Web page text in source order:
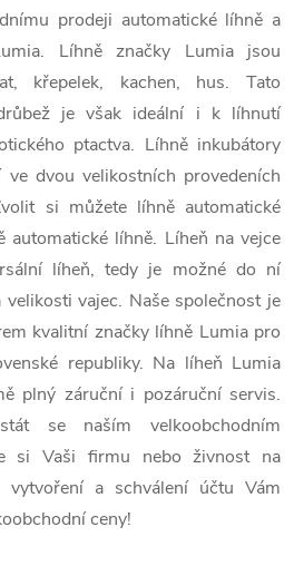
prodeji automatické líhně a
Líhně značky Lumia jsou
křepelek, kachen, hus. Tato
je však ideální i k líhnutí
ptactva. Líhně inkubátory
dvou velikostních provedeních
si můžete líhně automatické
automatické líhně. Líheň na vejce
líheň, tedy je možné do ní
vajec. Naše společnost je
kvalitní značky líhně Lumia pro
republiky. Na líheň Lumia
plný záruční i pozáruční servis.
se naším velkoobchodním
si Vaši firmu nebo živnost na
a schválení účtu Vám
ceny!